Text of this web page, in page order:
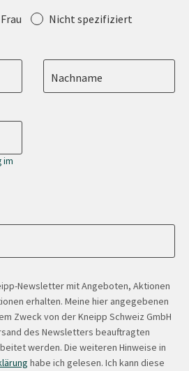
Frau Nicht spezifiziert
Nachname
im
Newsletter mit Angeboten, Aktionen
erhalten. Meine hier angegebenen
Zweck von der Kneipp Schweiz GmbH
des Newsletters beauftragten
werden. Die weiteren Hinweise in
habe ich gelesen. Ich kann diese